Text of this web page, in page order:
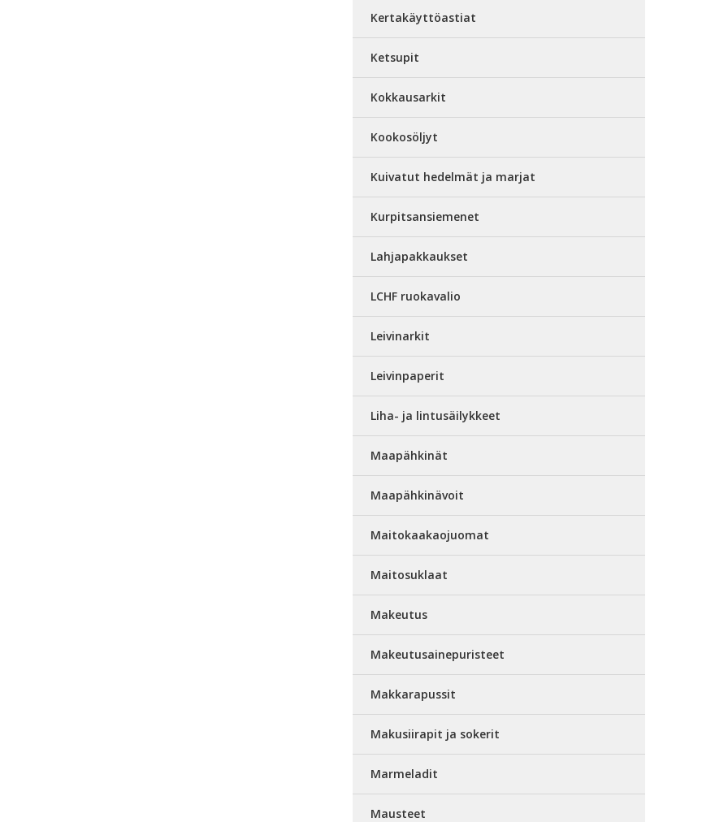
Kertakäyttöastiat
Ketsupit
Kokkausarkit
Kookosöljyt
Kuivatut hedelmät ja marjat
Kurpitsansiemenet
Lahjapakkaukset
LCHF ruokavalio
Leivinarkit
Leivinpaperit
Liha- ja lintusäilykkeet
Maapähkinät
Maapähkinävoit
Maitokaakaojuomat
Maitosuklaat
Makeutus
Makeutusainepuristeet
Makkarapussit
Makusiirapit ja sokerit
Marmeladit
Mausteet